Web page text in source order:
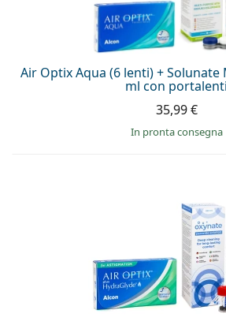
Air Optix Aqua (6 lenti) +
ml con portalenti
35,99 €
in pronta consegna